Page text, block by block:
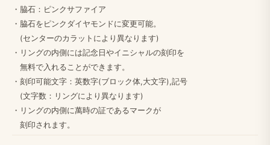
・​脇石：ピンクサファイア
・脇石を​ピンクダイヤモンドに​変更可能。
(センターの​カラットに​より​異なります)
・リングの​内側には​記念日や​イニシャルの​刻印を
無料で​入れる​ことができます。
・​刻印可能文字：英数字(ブロック体,大文字),記号
(文字数：リングに​より​異なります)
・リングの​内側に​萬時の​証である​マークが
刻印されます。​